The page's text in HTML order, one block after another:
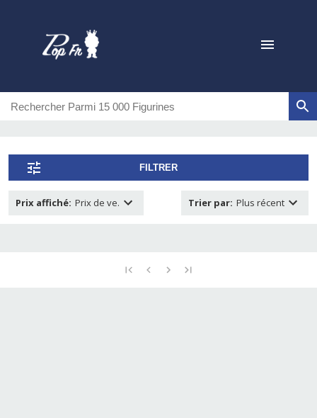
FILTRER
Prix affiché: Prix de ve. Trier par: Plus récent